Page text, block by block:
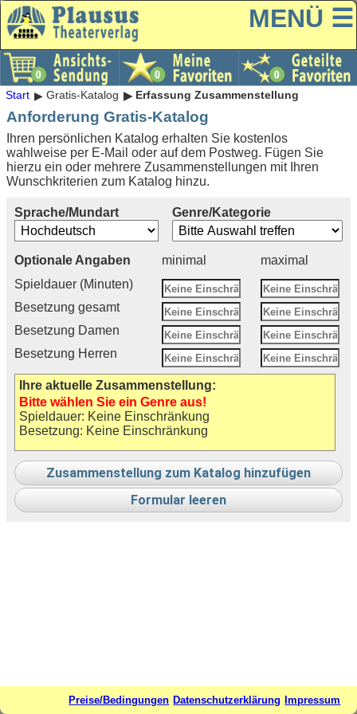
MENÜ ☰
Start Gratis-Katalog Erfassung Zusammenstellung
Preise/Bedingungen Datenschutzerklärung Impressum
Anforderung Gratis-Katalog
Ihren persönlichen Katalog erhalten Sie kostenlos
wahlweise per E-Mail oder auf dem Postweg. Fügen Sie
hierzu ein oder mehrere Zusammenstellungen mit Ihren
Wunschkriterien zum Katalog hinzu.
Sprache/Mundart Genre/Kategorie
Optionale Angaben minimal
maximal
Spieldauer (Minuten)
Besetzung gesamt
Besetzung Damen
Besetzung Herren
Ihre aktuelle Zusammenstellung:
Bitte wählen Sie ein Genre aus!
Spieldauer: Keine Einschränkung
Besetzung: Keine Einschränkung
Zusammenstellung zum Katalog hinzufügen
Formular leeren